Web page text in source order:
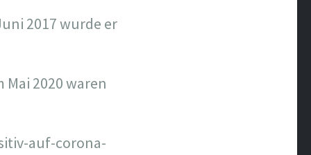
2017 wurde er
2020 waren
auf-corona-